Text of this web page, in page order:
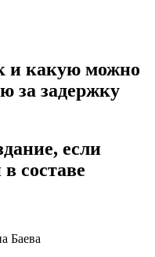
и какую можно
за задержку
если
составе
Баева